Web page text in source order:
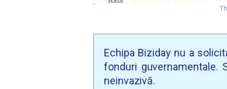
Echipa Biziday nu a
fonduri guvernamentale.
neinvazivă.